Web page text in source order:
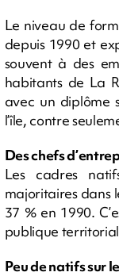
Le niveau de
depuis 1990 et
souvent à des
habitants de La
avec un diplôme
l’île, contre
Des chefs
Les cadres
majoritaires dans
37 % en 1990.
publique
Peu de natifs sur